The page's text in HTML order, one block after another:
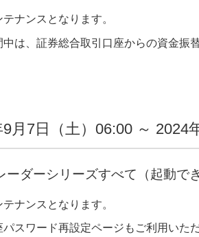
ナンスとなります。
中は、証券総合取引口座からの資金振
9月7日（土）06:00 ～ 2024
ーダーシリーズすべて（起動で
ナンスとなります。
スワード再設定ページもご利用いただ